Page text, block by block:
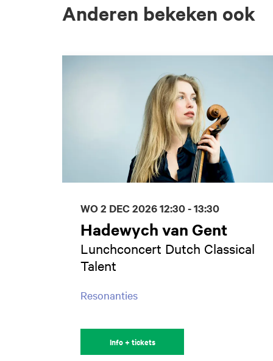
Anderen bekeken ook
Hadewych van Gent
Lunchconcert Dutch Classical
Talent
Resonanties
WO 2 DEC 202612:30 - 13:30
Info + tickets